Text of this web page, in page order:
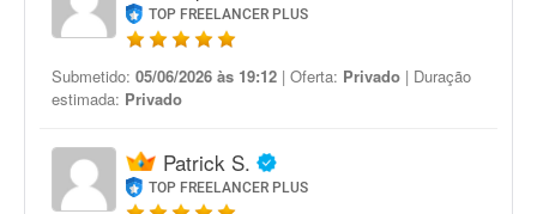
TOP FREELANCER PLUS
Submetido: 05/06/2026 às 19:12 | Oferta: Privado | Duração
estimada: Privado
Patrick S.
TOP FREELANCER PLUS